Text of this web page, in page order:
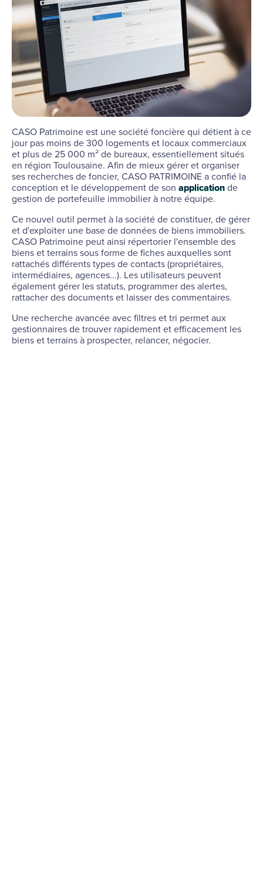
CASO Patrimoine est une société foncière qui détient à ce
jour pas moins de 300 logements et locaux commerciaux
et plus de 25 000 m² de bureaux, essentiellement situés
en région Toulousaine. Afin de mieux gérer et organiser
ses recherches de foncier, CASO PATRIMOINE a confié la
conception et le développement de son applicationde
gestion de portefeuille immobilier à notre équipe.
Ce nouvel outil permet à la société de constituer, de gérer
et d'exploiter une base de données de biens immobiliers.
CASO Patrimoine peut ainsi répertorier l'ensemble des
biens et terrains sous forme de fiches auxquelles sont
rattachés différents types de contacts (propriétaires,
intermédiaires, agences...). Les utilisateurs peuvent
également gérer les statuts, programmer des alertes,
rattacher des documents et laisser des commentaires.
Une recherche avancée avec filtres et tri permet aux
gestionnaires de trouver rapidement et efficacement les
biens et terrains à prospecter, relancer, négocier.